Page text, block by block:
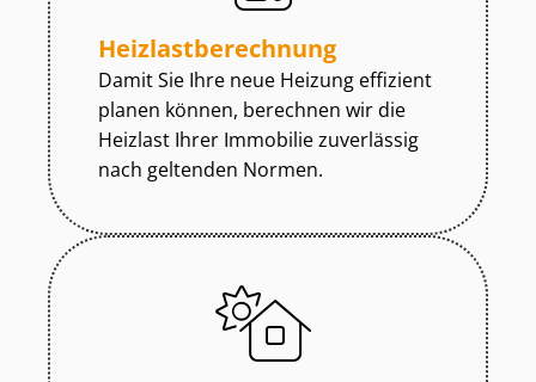
Heiz­last­be­rech­nung
Damit Sie Ihre neue Heizung effizient
planen können, berechnen wir die
Heizlast Ihrer Immobilie zuverlässig
nach geltenden Normen.